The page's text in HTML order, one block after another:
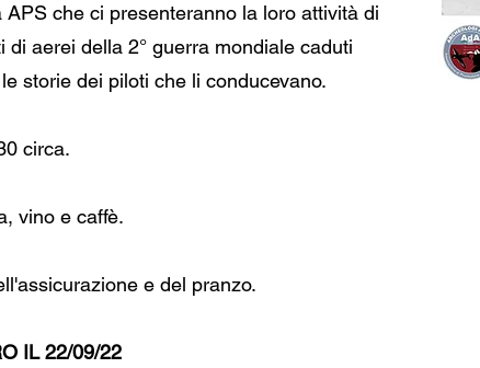
che ci presenteranno la loro attività di
aerei della 2° guerra mondiale caduti
storie dei piloti che li conducevano.
circa.
vino e caffè.
e del pranzo.
IL 22/09/22